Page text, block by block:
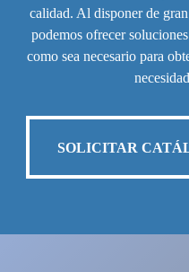
calidad. Al disponer de
podemos ofrecer
como sea necesario para
SOLICITAR CATÁLOGO DE
SOLICITAR